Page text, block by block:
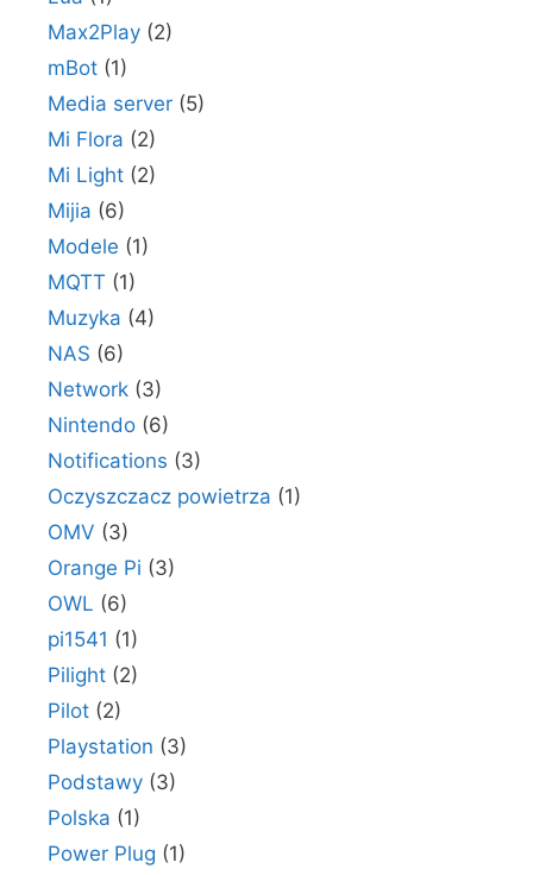
Max2Play (2)
mBot (1)
Media server (5)
Mi Flora (2)
Mi Light (2)
Mijia (6)
Modele (1)
MQTT (1)
Muzyka (4)
NAS (6)
Network (3)
Nintendo (6)
Notifications (3)
Oczyszczacz powietrza (1)
OMV (3)
Orange Pi (3)
OWL (6)
pi1541 (1)
Pilight (2)
Pilot (2)
Playstation (3)
Podstawy (3)
Polska (1)
Power Plug (1)